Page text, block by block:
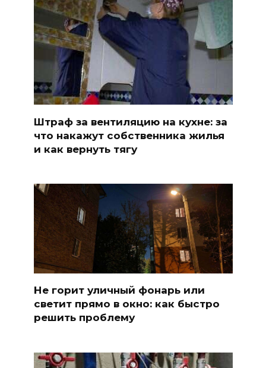
Штраф за вентиляцию на кухне: за
что накажут собственника жилья
и как вернуть тягу
Не горит уличный фонарь или
светит прямо в окно: как быстро
решить проблему